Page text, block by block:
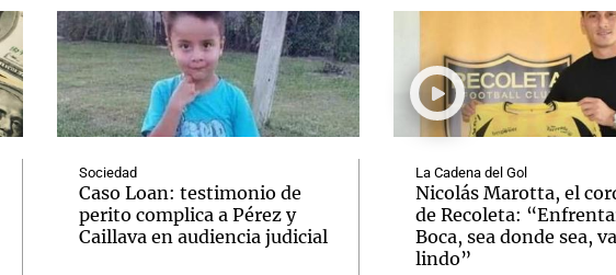
Sociedad
Caso Loan: testimonio de
perito complica a Pérez y
Caillava en audiencia judicial
La Cadena del Gol
Nicolás Marotta, el
de Recoleta:
Boca, sea donde sea,
lindo”